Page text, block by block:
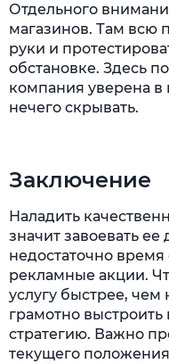
Отдельного
магазинов. Там всю
руки и
обстановке. Здесь
компания уверена в
нечего скрывать.
Заключение
Наладить
значит завоевать
недостаточно время
рекламные акции.
услугу быстрее,
грамотно
стратегию. Важно
текущего